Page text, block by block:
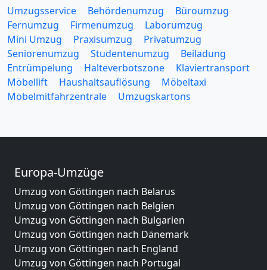
Umzugsservice Behördenumzug
Büroumzug
Fernumzug
Firmenumzug
Laborumzug
Mini Umzug
Praxisumzug
Privatumzug
Seniorenumzug
Studentenumzug
Beiladung
Entrümpelung
Halteverbotszone
Klaviertransport
Möbellift
Haushaltsauflösung
Möbeltaxi
Möbelmitfahrzentrale
Umzugskartons
Europa-Umzüge
Umzug von Göttingen nach Belarus
Umzug von Göttingen nach Belgien
Umzug von Göttingen nach Bulgarien
Umzug von Göttingen nach Dänemark
Umzug von Göttingen nach England
Umzug von Göttingen nach Portugal